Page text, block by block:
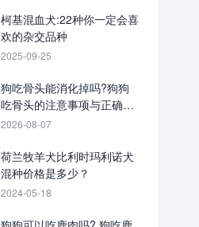
柯基混血犬:22种你一定会喜
欢的杂交品种
2025-09-25
狗吃骨头能消化掉吗?狗狗
吃骨头的注意事项与正确方
式!
2026-08-07
荷兰牧羊犬比利时玛利诺犬
混种价格是多少？
2024-05-18